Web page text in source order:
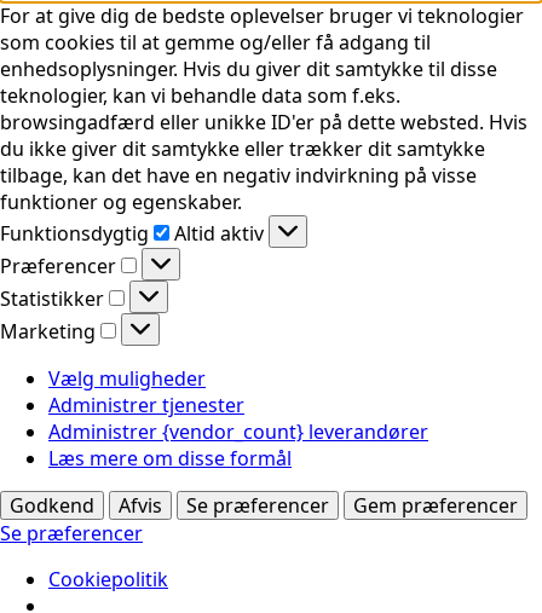
For at give dig de bedste oplevelser bruger vi teknologier
som cookies til at gemme og/eller få adgang til
enhedsoplysninger. Hvis du giver dit samtykke til disse
teknologier, kan vi behandle data som f.eks.
browsingadfærd eller unikke ID'er på dette websted. Hvis
du ikke giver dit samtykke eller trækker dit samtykke
tilbage, kan det have en negativ indvirkning på visse
funktioner og egenskaber.
Funktionsdygtig
Funktionsdygtig
Altid aktiv
Præferencer
Præferencer
Statistikker
Statistikker
Marketing
Marketing
Vælg muligheder
Administrer tjenester
Administrer {vendor_count} leverandører
Læs mere om disse formål
Godkend
Afvis Se præferencer
Gem præferencer
Se præferencer
Cookiepolitik